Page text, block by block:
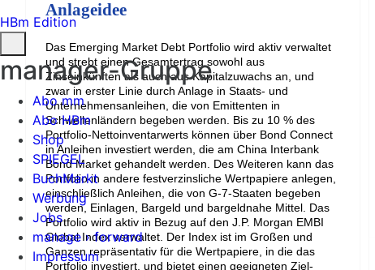
Anlageidee
Das Emerging Market Debt Portfolio wird aktiv verwaltet
und strebt einen Gesamtertrag sowohl aus
Zinseinkünften als auch aus Kapitalzuwachs an, und
zwar in erster Linie durch Anlage in Staats- und
Unternehmensanleihen, die von Emittenten in
Schwellenländern begeben werden. Bis zu 10 % des
Portfolio-Nettoinventarwerts können über Bond Connect
in Anleihen investiert werden, die am China Interbank
Bond Market gehandelt werden. Des Weiteren kann das
Portfolio in andere festverzinsliche Wertpapiere anlegen,
einschließlich Anleihen, die von G-7-Staaten begeben
werden, Einlagen, Bargeld und bargeldnahe Mittel. Das
Portfolio wird aktiv in Bezug auf den J.P. Morgan EMBI
Global Index verwaltet. Der Index ist im Großen und
Ganzen repräsentativ für die Wertpapiere, in die das
Portfolio investiert, und bietet einen geeigneten Ziel-
HBm Edition
manager-Gruppe
Abo mm
Abo HBm
Shop
SPIEGEL
BuchMarkt
Werbung
Jobs
manage › forward
Impressum